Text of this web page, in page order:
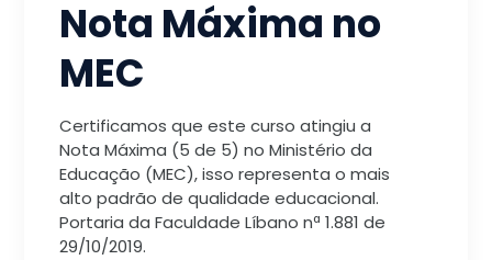
Nota Máxima no
MEC
Certificamos que este curso atingiu a
Nota Máxima (5 de 5) no Ministério da
Educação (MEC), isso representa o mais
alto padrão de qualidade educacional.
Portaria da Faculdade Líbano nª 1.881 de
29/10/2019.